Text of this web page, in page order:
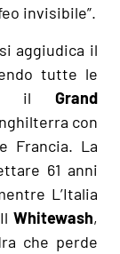
invisibile”.
aggiudica il
tutte le
il Grand
con
Francia. La
61 anni
L’Italia
Whitewash,
che perde